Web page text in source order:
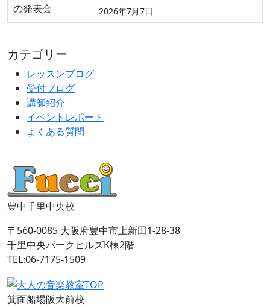
2026年7月7日
カテゴリー
レッスンブログ
受付ブログ
講師紹介
イベントレポート
よくある質問
豊中千里中央校
〒560-0085 大阪府豊中市上新田1-28-38
千里中央パークヒルズK棟2階
TEL:06-7175-1509
箕面船場阪大前校